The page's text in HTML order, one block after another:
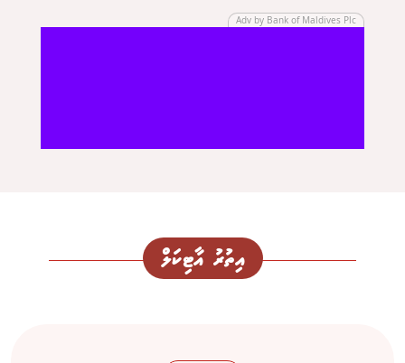
Adv by Bank of Maldives Plc
އިތުރު އާޓިކަލް